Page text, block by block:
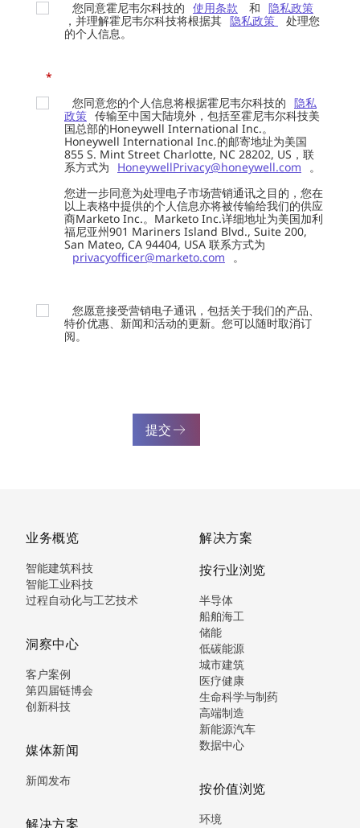
您同意霍尼韦尔科技的 使用条款 和 隐私政策
，并理解霍尼韦尔科技将根据其 隐私政策
处理您
的个人信息。
*
您同意您的个人信息将根据霍尼韦尔科技的 隐私
政策 传输至中国大陆境外，包括至霍尼韦尔科技美
国总部的Honeywell International Inc.。
Honeywell International Inc.的邮寄地址为美国
855 S. Mint Street Charlotte, NC 28202, US，联
系方式为
HoneywellPrivacy@honeywell.com
。
您进一步同意为处理电子市场营销通讯之目的，您在
以上表格中提供的个人信息亦将被传输给我们的供应
商Marketo Inc.。Marketo Inc.详细地址为美国加利
福尼亚州901 Mariners Island Blvd., Suite 200,
San Mateo, CA 94404, USA 联系方式为
privacyofficer@marketo.com
。
您愿意接受营销电子通讯，包括关于我们的产品、
特价优惠、新闻和活动的更新。您可以随时取消订
阅。
提交
业务概览
智能建筑科技
智能工业科技
过程自动化与工艺技术
洞察中心
客户案例
第四届链博会
创新科技
媒体新闻
新闻发布
解决方案
解决方案
按行业浏览
半导体
船舶海工
储能
低碳能源
城市建筑
医疗健康
生命科学与制药
高端制造
新能源汽车
数据中心
按价值浏览
环境